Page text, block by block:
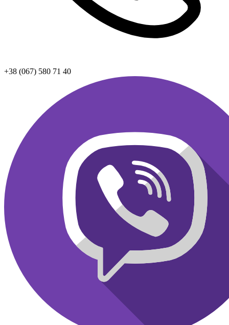
+38 (067) 580 71 40